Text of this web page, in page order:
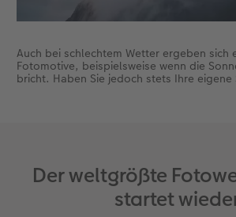
Auch bei schlechtem Wetter ergeben sich
Fotomotive, beispielsweise wenn die
bricht. Haben Sie jedoch stets Ihre eigene
Der weltgrößte
startet